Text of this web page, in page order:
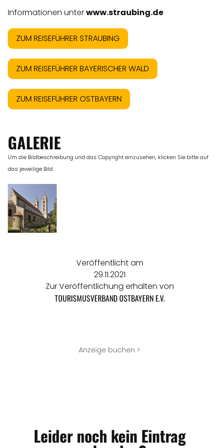
Informationen unterwww.straubing.de
ZUM REISEFÜHRER STRAUBING
ZUM REISEFÜHRER BAYERISCHER WALD
ZUM REISEFÜHRER OSTBAYERN
GALERIE
Um die Bildbeschreibung und das Copyright einzusehen, klicken Sie bitte auf
das jeweilige Bild.
Veröffentlicht am
29.11.2021
Zur Veröffentlichung erhalten von
TOURISMUSVERBAND OSTBAYERN E.V.
Anzeige buchen >
Leider noch kein Eintrag